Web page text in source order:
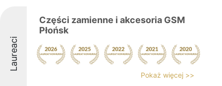
Laureaci
Części zamienne i akcesoria GSM
Płońsk
Pokaż więcej >>